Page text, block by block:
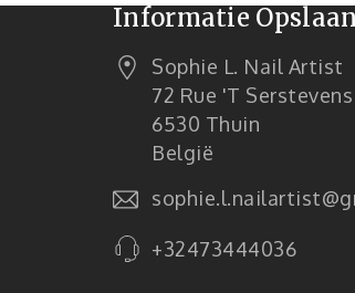
Informatie Opslaan
Sophie L. Nail Artist
72 Rue 't Serstevens
6530 Thuin
België
+32473444036